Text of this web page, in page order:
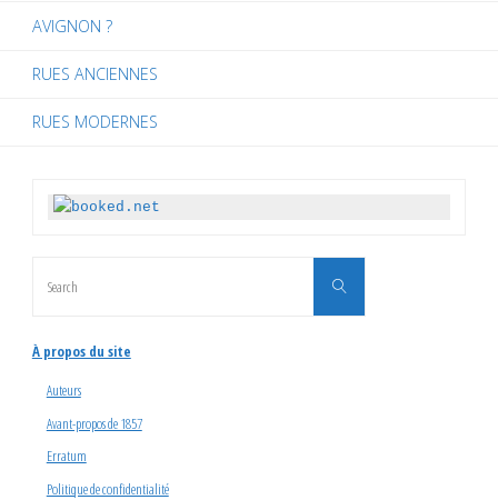
AVIGNON ?
RUES ANCIENNES
RUES MODERNES
Search
À propos du site
Auteurs
Avant-propos de 1857
Erratum
Politique de confidentialité